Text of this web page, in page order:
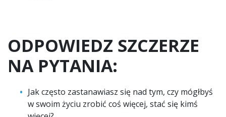
ODPOWIEDZ SZCZERZE
NA PYTANIA:
Jak często zastanawiasz się nad tym, czy mógłbyś
w swoim życiu zrobić coś więcej, stać się kimś